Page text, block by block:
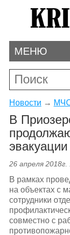
МЕНЮ
Новости →
В
эвакуации
26 апреля 2018г.
В рамках
на объектах с
сотрудники
совместно с